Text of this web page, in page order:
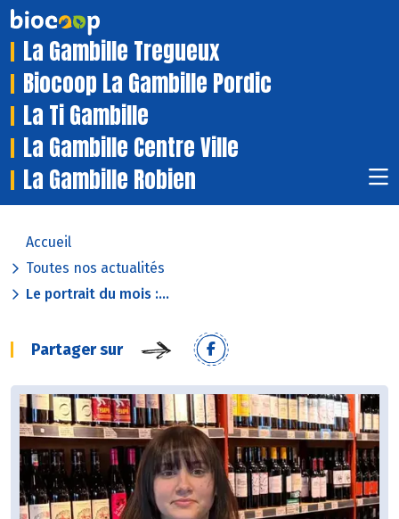
La Gambille Tregueux
Biocoop La Gambille Pordic
La Ti Gambille
La Gambille Centre Ville
La Gambille Robien
Accueil
Toutes nos actualités
Le portrait du mois :...
Partager sur